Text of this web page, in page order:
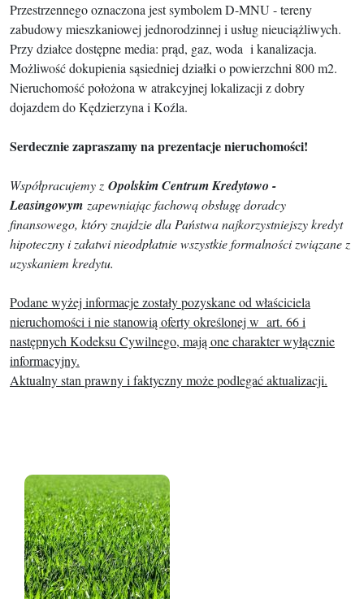
Przestrzennego oznaczona jest symbolem D-MNU - tereny
zabudowy mieszkaniowej jednorodzinnej i usług nieuciążliwych.
Przy działce dostępne media: prąd, gaz, woda i kanalizacja.
Możliwość dokupienia sąsiedniej działki o powierzchni 800 m2.
Nieruchomość położona w atrakcyjnej lokalizacji z dobry
dojazdem do Kędzierzyna i Koźla.
Serdecznie zapraszamy na prezentacje nieruchomości!
Współpracujemy z Opolskim Centrum Kredytowo -
Leasingowym zapewniając fachową obsługę doradcy
finansowego, który znajdzie dla Państwa najkorzystniejszy kredyt
hipoteczny i załatwi nieodpłatnie wszystkie formalności związane z
uzyskaniem kredytu.
Podane wyżej informacje zostały pozyskane od właściciela
nieruchomości i nie stanowią oferty określonej w art. 66 i
następnych Kodeksu Cywilnego, mają one charakter wyłącznie
informacyjny.
Aktualny stan prawny i faktyczny może podlegać aktualizacji.